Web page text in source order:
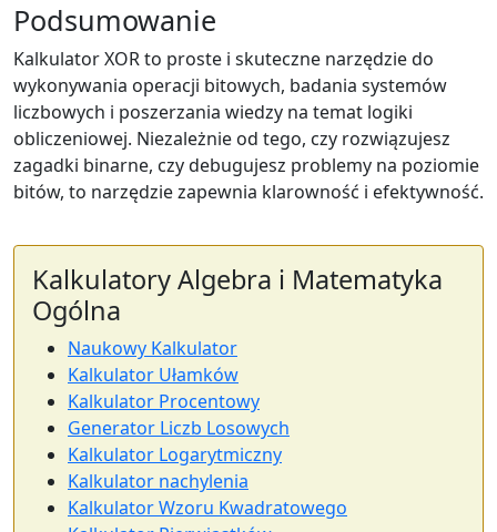
Podsumowanie
Kalkulator XOR to proste i skuteczne narzędzie do
wykonywania operacji bitowych, badania systemów
liczbowych i poszerzania wiedzy na temat logiki
obliczeniowej. Niezależnie od tego, czy rozwiązujesz
zagadki binarne, czy debugujesz problemy na poziomie
bitów, to narzędzie zapewnia klarowność i efektywność.
Kalkulatory Algebra i Matematyka
Ogólna
Naukowy Kalkulator
Kalkulator Ułamków
Kalkulator Procentowy
Generator Liczb Losowych
Kalkulator Logarytmiczny
Kalkulator nachylenia
Kalkulator Wzoru Kwadratowego